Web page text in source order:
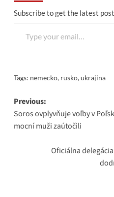
Subscribe to get the latest
Type your email…
Tags: nemecko, rusko,ukrajina
Post
navigation
Previous:
Soros ovplyvňuje voľby v
mocní muži zaútočili
Oficiálna